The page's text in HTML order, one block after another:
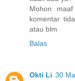
Mohon
komentar
atau blm
Balas
Okti Li 30